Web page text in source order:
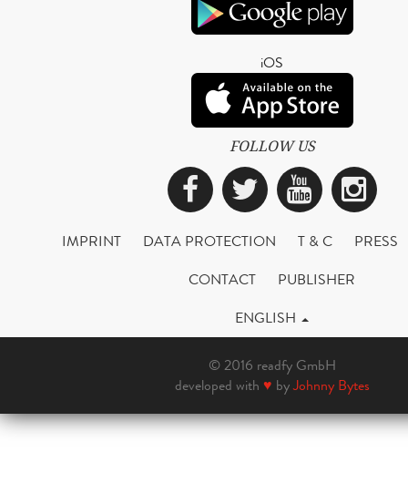
iOS
FOLLOW US
Facebook
Twitter
IMPRINT DATA PROTECTION T & C
PRESS
CONTACT
PUBLISHER
ENGLISH
© 2016 readfy GmbH
developed with ♥ byJohnny Bytes